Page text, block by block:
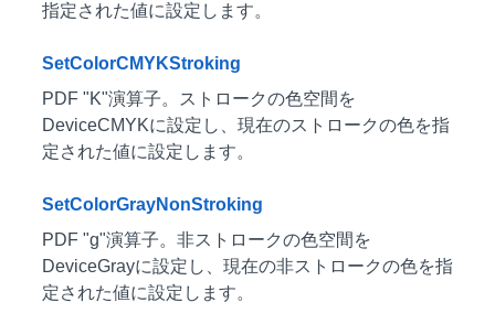
指定された値に設定します。
SetColorCMYKStroking
PDF "K"演算子。ストロークの色空間を
DeviceCMYKに設定し、現在のストロークの色を指
定された値に設定します。
SetColorGrayNonStroking
PDF "g"演算子。非ストロークの色空間を
DeviceGrayに設定し、現在の非ストロークの色を指
定された値に設定します。